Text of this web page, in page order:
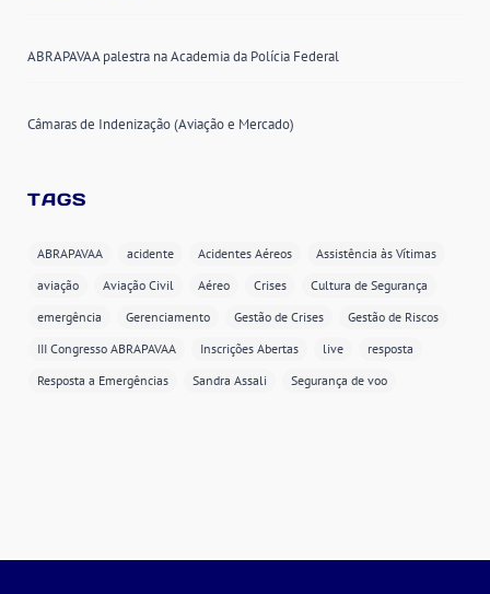
ABRAPAVAA palestra na Academia da Polícia Federal
Câmaras de Indenização (Aviação e Mercado)
TAGS
ABRAPAVAA acidente Acidentes Aéreos
Assistência às Vítimas
aviação
Aviação Civil Aéreo Crises
Cultura de Segurança
emergência
Gerenciamento Gestão de Crises
Gestão de Riscos
III Congresso ABRAPAVAA
Inscrições Abertas live
resposta
Resposta a Emergências
Sandra Assali Segurança de voo